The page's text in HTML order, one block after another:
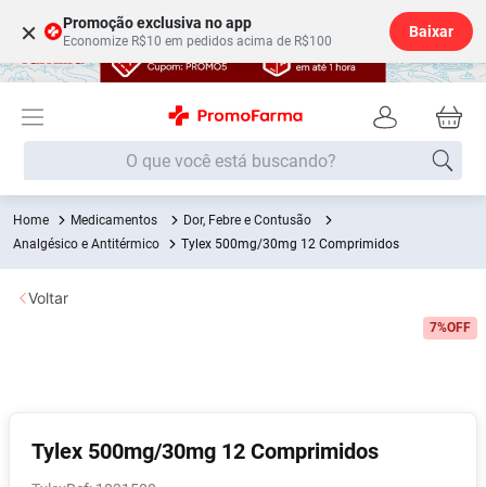
× Promoção exclusiva no app
Economize R$10 em pedidos acima de R$100
Baixar
O que você está buscando?
Medicamentos
Dor, Febre e Contusão
Analgésico e Antitérmico
Tylex 500mg/30mg 12 Comprimidos
7%OFF
Tylex 500mg/30mg 12 Comprimidos
Voltar
Termos mais buscados
1º Fralda
2
5º Fralda G
6º Shampoo